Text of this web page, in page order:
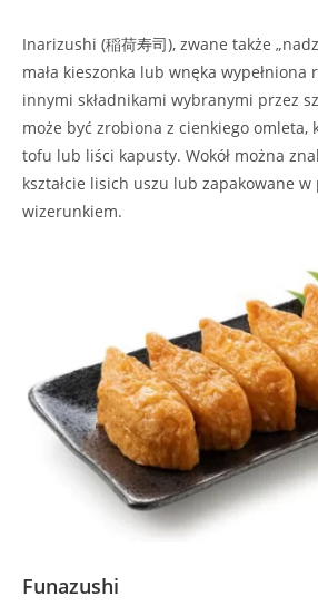
Inarizushi (稲荷寿司), zwane także
mała kieszonka lub wnęka wypełniona
innymi składnikami wybranymi przez
może być zrobiona z cienkiego omleta,
tofu lub liści kapusty. Wokół można
kształcie lisich uszu lub zapakowane w
wizerunkiem.
Funazushi